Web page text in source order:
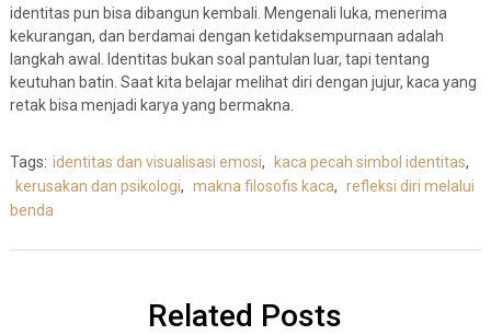
identitas pun bisa dibangun kembali. Mengenali luka, menerima
kekurangan, dan berdamai dengan ketidaksempurnaan adalah
langkah awal. Identitas bukan soal pantulan luar, tapi tentang
keutuhan batin. Saat kita belajar melihat diri dengan jujur, kaca yang
retak bisa menjadi karya yang bermakna.
Tags: identitas dan visualisasi emosi, kaca pecah simbol identitas,
kerusakan dan psikologi, makna filosofis kaca, refleksi diri melalui
benda
Related Posts